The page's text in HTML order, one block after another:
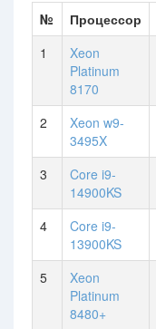
№ Процессор
1
Xeon
Platinum
8170
2
Xeon w9-
3495X
3
Core i9-
14900KS
4
Core i9-
13900KS
5
Xeon
Platinum
8480+